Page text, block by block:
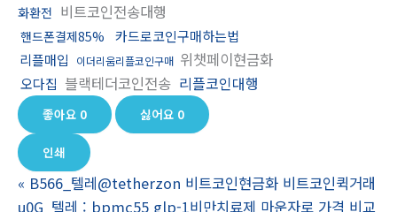
화환전 비트코인전송대행
핸드폰결제85%
카드로코인구매하는법
리플매입
이더리움리플코인구매 위챗페이현금화
오다집 블랙테더코인전송 리플코인대행
좋아요 0 싫어요 0
인쇄
« B566_텔레@tetherzon 비트코인현금화 비트코인퀵거래
u0G_텔레 : bpmc55 glp-1비만치료제 마운자로 가격 비교